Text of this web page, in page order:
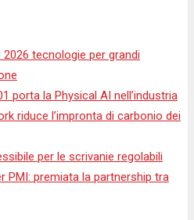
tecnologie per grandi
porta la Physical AI nell’industria
riduce l’impronta di carbonio dei
per le scrivanie regolabili
PMI: premiata la partnership tra